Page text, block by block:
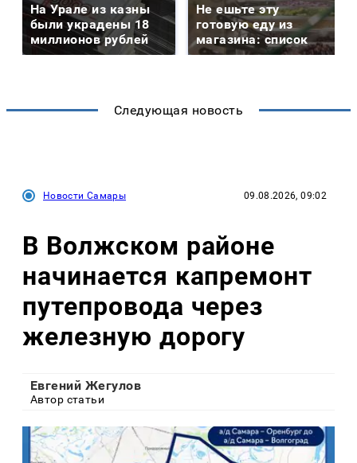
На Урале из казны
были украдены 18
миллионов рублей
Не ешьте эту
готовую еду из
магазина: список
Следующая новость
Новости Самары 09.08.2026, 09:02
В Волжском районе
начинается капремонт
путепровода через
железную дорогу
Евгений Жегулов
Автор статьи